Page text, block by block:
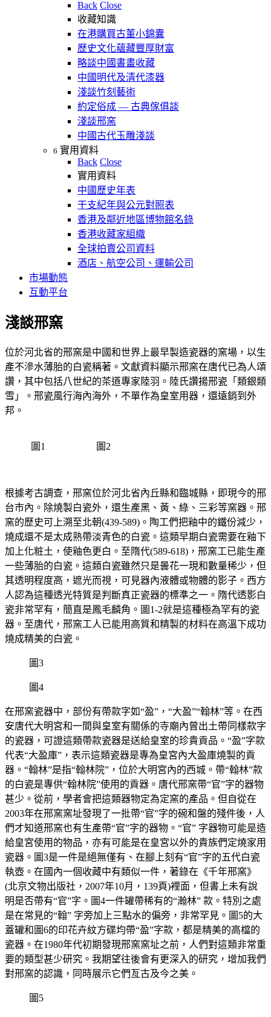
Back Close
收藏知識
在港購買古董小錦囊
歷史文化蘊藏豐厚財富
略談中國書畫收藏
中國明代及清代漆器
淺談竹刻藝術
約定俗成 — 古典傢俱談
淺談邢窯
中國古代玉雕淺談
6 實用資料
Back Close
實用資料
中國歷史年表
干支紀年與公元對照表
香港及鄰近地區博物館名錄
香港收藏家組織
全球拍賣公司資料
酒店、航空公司、運輸公司
市場動態
互動平台
淺談邢窯
位於河北省的邢窯是中國和世界上最早製造瓷器的窯場，以生
產不滲水薄胎的白瓷稱著。文獻資料顯示邢窯在唐代已為人頌
讚，其中包括八世紀的茶道專家陸羽。陸氏讚揚邢瓷「類銀類
雪」。邢瓷風行海內海外，不單作為皇室用器，還遠銷到外
邦。
圖1 圖2
根據考古調查，邢窯位於河北省內丘縣和臨城縣，即現今的邢
台市內。除燒製白瓷外，還生產黑、黃、綠、三彩等窯器。邢
窯的歷史可上溯至北朝(439-589)。陶工們把釉中的鐵份減少，
燒成還不是太成熟帶淡青色的白瓷。這類早期白瓷需要在釉下
加上化粧土，使釉色更白。至隋代(589-618)，邢窯工已能生產
一些薄胎的白瓷。這類白瓷雖然只是曇花一現和數量稀少，但
其透明程度高，遮光而視，可見器內液體或物體的影子。西方
人認為這種透光特質是判斷真正瓷器的標準之一。隋代透影白
瓷非常罕有，簡直是鳳毛麟角。圖1-2就是這種極為罕有的瓷
器。至唐代，邢窯工人已能用高質和精製的材料在高溫下成功
燒成精美的白瓷。
圖3
圖4
在邢窯瓷器中，部份有帶款字如“盈”，“大盈”“翰林”等。在西
安唐代大明宮和一間與皇室有關係的寺廟內曾出土帶同樣款字
的瓷器，可證這類帶款瓷器是送給皇室的珍貴貢品。“盈”字款
代表“大盈庫”，表示這類瓷器是專為皇宮內大盈庫燒製的貢
器。“翰林”是指“翰林院”，位於大明宮內的西城。帶“翰林”款
的白瓷是專供“翰林院”使用的貢器。唐代邢窯帶“官”字的器物
甚少。從前，學者會把這類器物定為定窯的產品。但自從在
2003年在邢窯窯址發現了一批帶“官”字的碗和盤的殘件後，人
們才知道邢窯也有生產帶“官”字的器物。“官” 字器物可能是造
給皇宮使用的物品，亦有可能是在皇宮以外的貴族們定燒家用
瓷器。圖3是一件是絕無僅有、在腳上刻有“官”字的五代白瓷
執壺。在國內一個收藏中有類似一件，著錄在《千年邢窯》
(北京文物出版社，2007年10月，139頁)裡面，但書上未有說
明是否帶有“官”字。圖4一件罐帶稀有的“瀚林” 款。特別之處
是在常見的“翰” 字旁加上三點水的偏旁，非常罕見。圖5的大
蓋罐和圖6的印花卉紋方碟均帶“盈”字款，都是精美的高檔的
瓷器。在1980年代初期發現邢窯窯址之前，人們對這類非常重
要的類型甚少研究。我期望往後會有更深入的研究，增加我們
對邢窯的認識，同時展示它們亙古及今之美。
圖5